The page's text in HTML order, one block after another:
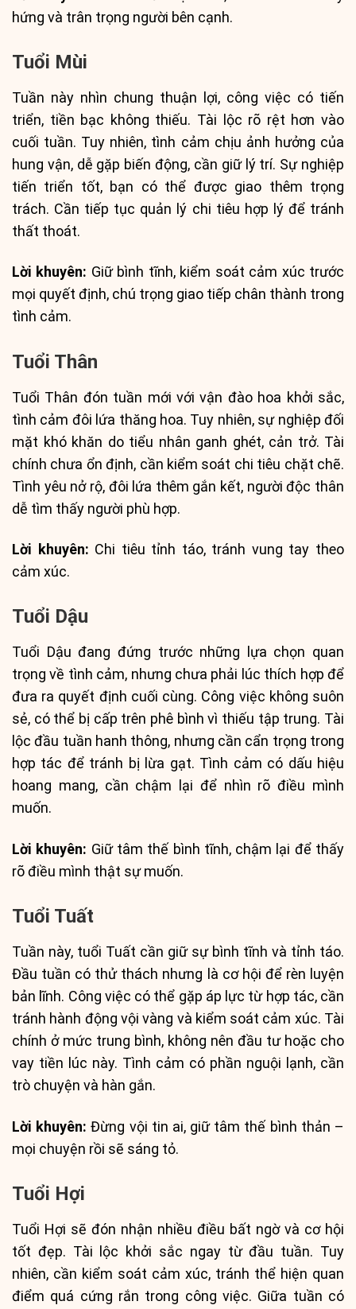
hứng và trân trọng người bên cạnh.
Tuổi Mùi
Tuần này nhìn chung thuận lợi, công việc có tiến
triển, tiền bạc không thiếu. Tài lộc rõ rệt hơn vào
cuối tuần. Tuy nhiên, tình cảm chịu ảnh hưởng của
hung vận, dễ gặp biến động, cần giữ lý trí. Sự nghiệp
tiến triển tốt, bạn có thể được giao thêm trọng
trách. Cần tiếp tục quản lý chi tiêu hợp lý để tránh
thất thoát.
Lời khuyên: Giữ bình tĩnh, kiểm soát cảm xúc trước
mọi quyết định, chú trọng giao tiếp chân thành trong
tình cảm.
Tuổi Thân
Tuổi Thân đón tuần mới với vận đào hoa khởi sắc,
tình cảm đôi lứa thăng hoa. Tuy nhiên, sự nghiệp đối
mặt khó khăn do tiểu nhân ganh ghét, cản trở. Tài
chính chưa ổn định, cần kiểm soát chi tiêu chặt chẽ.
Tình yêu nở rộ, đôi lứa thêm gắn kết, người độc thân
dễ tìm thấy người phù hợp.
Lời khuyên: Chi tiêu tỉnh táo, tránh vung tay theo
cảm xúc.
Tuổi Dậu
Tuổi Dậu đang đứng trước những lựa chọn quan
trọng về tình cảm, nhưng chưa phải lúc thích hợp để
đưa ra quyết định cuối cùng. Công việc không suôn
sẻ, có thể bị cấp trên phê bình vì thiếu tập trung. Tài
lộc đầu tuần hanh thông, nhưng cần cẩn trọng trong
hợp tác để tránh bị lừa gạt. Tình cảm có dấu hiệu
hoang mang, cần chậm lại để nhìn rõ điều mình
muốn.
Lời khuyên: Giữ tâm thế bình tĩnh, chậm lại để thấy
rõ điều mình thật sự muốn.
Tuổi Tuất
Tuần này, tuổi Tuất cần giữ sự bình tĩnh và tỉnh táo.
Đầu tuần có thử thách nhưng là cơ hội để rèn luyện
bản lĩnh. Công việc có thể gặp áp lực từ hợp tác, cần
tránh hành động vội vàng và kiểm soát cảm xúc. Tài
chính ở mức trung bình, không nên đầu tư hoặc cho
vay tiền lúc này. Tình cảm có phần nguội lạnh, cần
trò chuyện và hàn gắn.
Lời khuyên: Đừng vội tin ai, giữ tâm thế bình thản –
mọi chuyện rồi sẽ sáng tỏ.
Tuổi Hợi
Tuổi Hợi sẽ đón nhận nhiều điều bất ngờ và cơ hội
tốt đẹp. Tài lộc khởi sắc ngay từ đầu tuần. Tuy
nhiên, cần kiểm soát cảm xúc, tránh thể hiện quan
điểm quá cứng rắn trong công việc. Giữa tuần có